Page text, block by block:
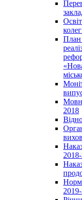
План
2018